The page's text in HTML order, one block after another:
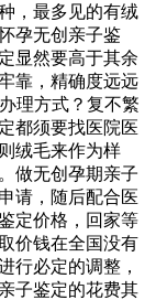
，最多见的有绒
孕无创亲子鉴
显然要高于其余
靠，精确度远远
理方式？复不繁
都须要找医院医
绒毛来作为样
做无创孕期亲子
请，随后配合医
定价格，回家等
价钱在全国没有
行必定的调整，
子鉴定的花费其